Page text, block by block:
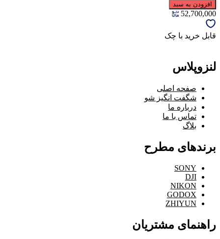
افزودن به سبد
52,700,000
قابل خرید با چک
لنزوپلاس
صفحه اصلی
شگفت انگیز شو
درباره ما
تماس با ما
بلاگ
برندهای مطرح
SONY
DJI
NIKON
GODOX
ZHIYUN
راهنمای مشتریان